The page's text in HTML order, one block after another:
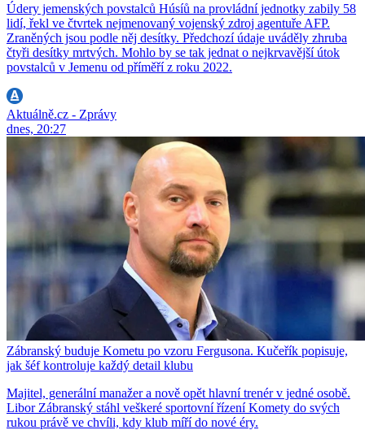
Údery jemenských povstalců Húsíů na provládní jednotky zabily 58
lidí, řekl ve čtvrtek nejmenovaný vojenský zdroj agentuře AFP.
Zraněných jsou podle něj desítky. Předchozí údaje uváděly zhruba
čtyři desítky mrtvých. Mohlo by se tak jednat o nejkrvavější útok
povstalců v Jemenu od příměří z roku 2022.
Aktuálně.cz - Zprávy
dnes, 20:27
Zábranský buduje Kometu po vzoru Fergusona. Kučeřík popisuje,
jak šéf kontroluje každý detail klubu
Majitel, generální manažer a nově opět hlavní trenér v jedné osobě.
Libor Zábranský stáhl veškeré sportovní řízení Komety do svých
rukou právě ve chvíli, kdy klub míří do nové éry.